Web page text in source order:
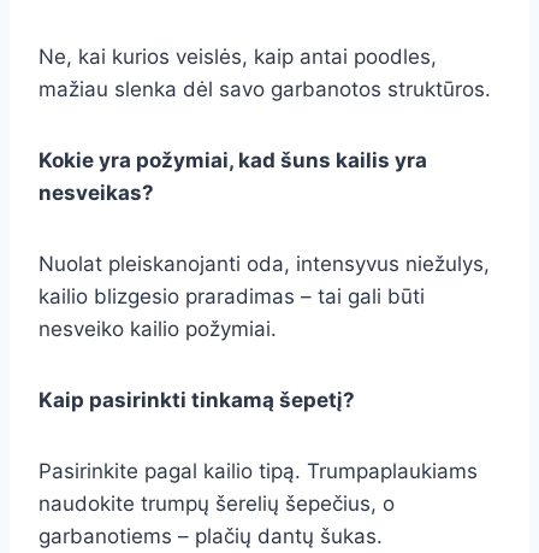
Ne, kai kurios veislės, kaip antai poodles,
mažiau slenka dėl savo garbanotos struktūros.
Kokie yra požymiai, kad šuns kailis yra
nesveikas?
Nuolat pleiskanojanti oda, intensyvus niežulys,
kailio blizgesio praradimas – tai gali būti
nesveiko kailio požymiai.
Kaip pasirinkti tinkamą šepetį?
Pasirinkite pagal kailio tipą. Trumpaplaukiams
naudokite trumpų šerelių šepečius, o
garbanotiems – plačių dantų šukas.